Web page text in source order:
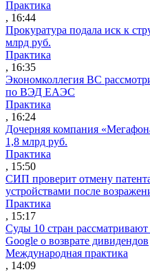
Практика
, 16:44
Прокуратура подала иск к
млрд руб.
Практика
, 16:35
Экономколлегия ВС
по ВЭД ЕАЭС
Практика
, 16:24
Дочерняя компания
1,8 млрд руб.
Практика
, 15:50
СИП проверит отмену
устройствами после
Практика
, 15:17
Суды 10 стран
Google о возврате дивидендов
Международная практика
, 14:09